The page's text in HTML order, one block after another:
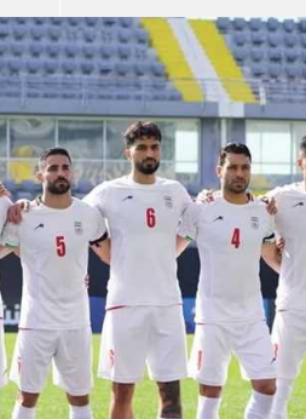
الدوري السعودي للمحترفين
دوري أبطال أوروبا
دوري أبطال إفريقيا
كل البطولات